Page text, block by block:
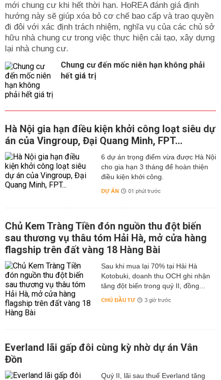
mới chung cư khi hết thời hạn. HoREA đánh giá định
hướng này sẽ giúp xóa bỏ cơ chế bao cấp và trao quyền
đi đôi với xác định trách nhiệm, nghĩa vụ của các chủ sở
hữu nhà chung cư trong việc thực hiện cải tạo, xây dựng
lại nhà chung cư.
Chung cư đến mốc niên hạn không phải
hết giá trị
Hà Nội gia hạn điều kiện khởi công loạt siêu dự
án của Vingroup, Đại Quang Minh, FPT...
6 dự án trọng điểm vừa được Hà Nội
cho gia hạn 3 tháng để hoàn thiện
điều kiện khởi công.
DỰ ÁN 01 phút trước
Chủ Kem Tràng Tiền đón nguồn thu đột biến
sau thương vụ thâu tóm Hải Hà, mở cửa hàng
flagship trên đất vàng 18 Hàng Bài
Sau khi mua lại 70% tại Hải Hà
Kotobuki, doanh thu OCH ghi nhận
tăng đột biến trong quý II, đồng...
CHỦ ĐẦU TƯ 3 giờ trước
Everland lãi gấp đôi cùng kỳ nhờ dự án Vân
Đồn
Quý II, lãi sau thuế Everland tăng